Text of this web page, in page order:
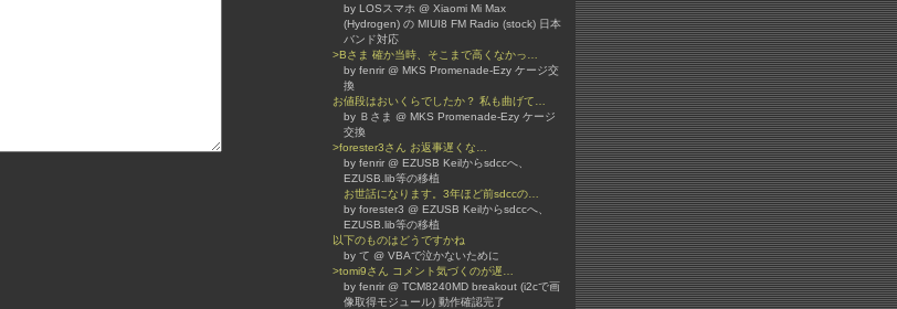
by LOSスマホ @ Xiaomi Mi Max
(Hydrogen) の MIUI8 FM Radio (stock) 日本
バンド対応
>Bさま 確か当時、そこまで高くなかっ…
by fenrir @ MKS Promenade-Ezy ケージ交
換
お値段はおいくらでしたか？ 私も曲げて…
by Ｂさま @ MKS Promenade-Ezy ケージ
交換
>forester3さん お返事遅くな…
by fenrir @ EZUSB Keilからsdccへ、
EZUSB.lib等の移植
お世話になります。3年ほど前sdccの…
by forester3 @ EZUSB Keilからsdccへ、
EZUSB.lib等の移植
以下のものはどうですかね
by て @ VBAで泣かないために
>tomi9さん コメント気づくのが遅…
by fenrir @ TCM8240MD breakout (i2cで画
像取得モジュール) 動作確認完了